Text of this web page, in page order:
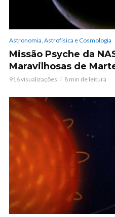
Astronomia, Astrofísica e Cosmologia
Missão Psyche da
Maravilhosas de
916 visualizações 8 min de leitura